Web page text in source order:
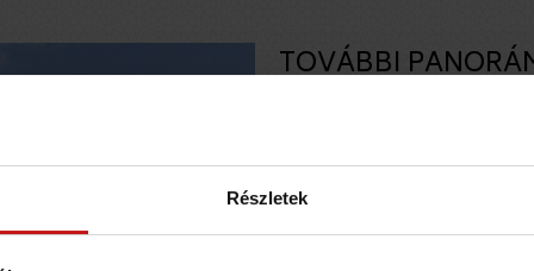
Részletek
TOVÁBBI
Kültéri szaunaház és
Wellness pihenő